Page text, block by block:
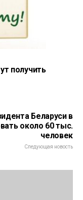
получить
Беларуси в
около 60 тыс.
человек
Следующая новость